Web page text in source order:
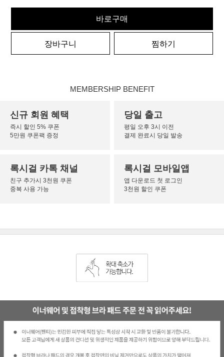
바로구매
장바구니 찜하기
MEMBERSHIP BENEFIT
신규 회원 혜택
즉시 할인 5% 쿠폰
5만원 쿠폰팩 증정
당일 출고
평일 오후 3시 이전
결제 완료시 당일 발송
록시걸 카톡 채널
친구 추가시 3천원 쿠폰
중복 사용 가능
록시걸 모바일앱
앱 다운로드 첫 로그인
3천원 할인 쿠폰